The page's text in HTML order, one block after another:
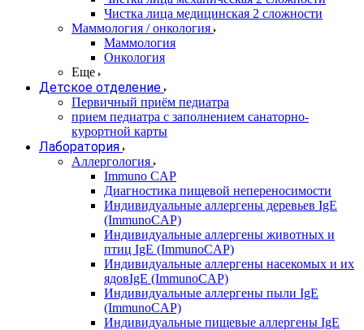
Чистка лица медицинская 2 сложности
Маммология / онкология
Маммология
Онкология
Еще
Детское отделение
Первичный приём педиатра
прием педиатра с заполнением санаторно-
курортной карты
Лаборатория
Аллергология
Immuno CAP
Диагностика пищевой непереносимости
Индивидуальные аллергены деревьев IgE
(ImmunoCAP)
Индивидуальные аллергены животных и
птиц IgE (ImmunoCAP)
Индивидуальные аллергены насекомых и их
ядовIgE (ImmunoCAP)
Индивидуальные аллергены пыли IgE
(ImmunoCAP)
Индивидуальные пищевые аллергены IgE